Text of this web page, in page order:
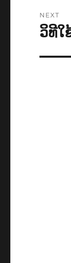
NEXT
Next
ວິທີ​ໃ